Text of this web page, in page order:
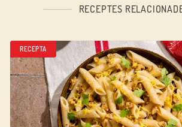
RECEPTES
RECEPTA